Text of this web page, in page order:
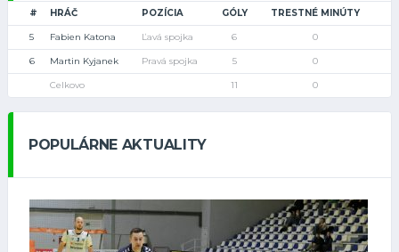
# HRÁČ POZÍCIA GÓLY TRESTNÉ MINÚTY
5 Fabien Katona Ľavá spojka 6 0
6 Martin Kyjanek Pravá spojka 5 0
Celkovo 11 0
POPULÁRNE AKTUALITY